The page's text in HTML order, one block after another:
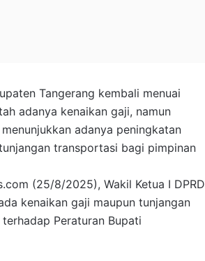
Tangerang kembali menuai
adanya kenaikan gaji, namun
adanya peningkatan
transportasi bagi pimpinan
(25/8/2025), Wakil Ketua I DPRD
kenaikan gaji maupun tunjangan
Peraturan Bupati